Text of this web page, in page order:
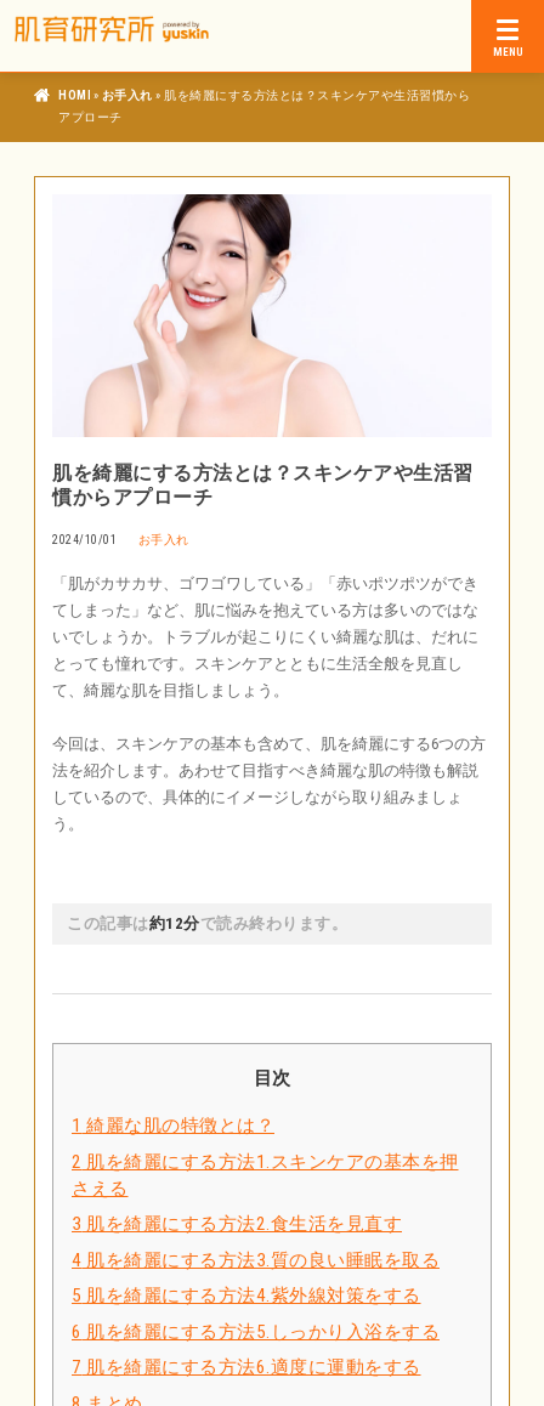
肌育研究所
» お手入れ » 肌を綺麗にする方法とは？スキンケアや生活習慣から
アプローチ
肌を綺麗にする方法とは？スキンケアや生活習
慣からアプローチ
2024/10/01 お手入れ
「肌がカサカサ、ゴワゴワしている」「赤いポツポツができ
てしまった」など、肌に悩みを抱えている方は多いのではな
いでしょうか。トラブルが起こりにくい綺麗な肌は、だれに
とっても憧れです。スキンケアとともに生活全般を見直し
て、綺麗な肌を目指しましょう。
今回は、スキンケアの基本も含めて、肌を綺麗にする6つの方
法を紹介します。あわせて目指すべき綺麗な肌の特徴も解説
しているので、具体的にイメージしながら取り組みましょ
う。
この記事は約12分で読み終わります。
目次
1 綺麗な肌の特徴とは？
2 肌を綺麗にする方法1.スキンケアの基本を押
さえる
3 肌を綺麗にする方法2.食生活を見直す
4 肌を綺麗にする方法3.質の良い睡眠を取る
5 肌を綺麗にする方法4.紫外線対策をする
6 肌を綺麗にする方法5.しっかり入浴をする
7 肌を綺麗にする方法6.適度に運動をする